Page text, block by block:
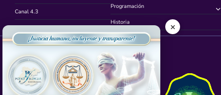
Canal 4.3
Canal 4.4
Programación
Historia
Síguenos en
App TVCUATRO
×